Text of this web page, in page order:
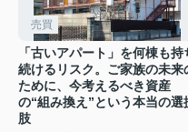
売買
「古いアパート」を何棟も持
続けるリスク。ご家族の未来
ために、今考えるべき資産
の“組み換え”という本当の選
肢